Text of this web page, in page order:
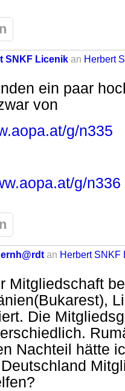
SNKF Licenik an Herbert
ein paar
von
g/n335
g/n336
an Herbert SNKF
Mitgliedschaft
Die
Nachteil hätte